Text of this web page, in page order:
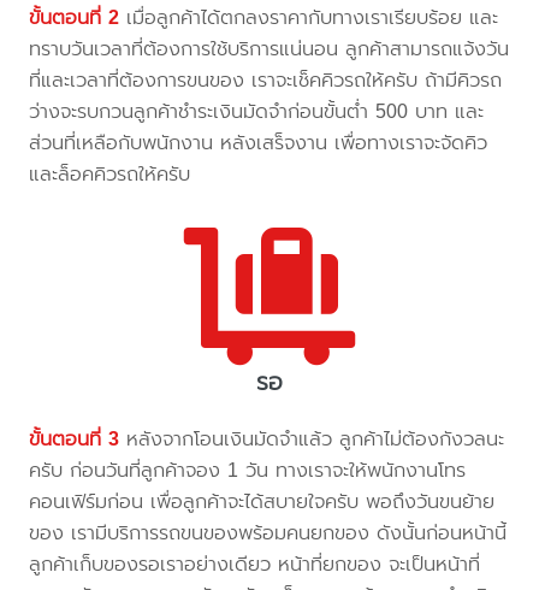
ขั้นตอนที่ 2 เมื่อลูกค้าได้ตกลงราคากับทางเราเรียบร้อย และ
ทราบวันเวลาที่ต้องการใช้บริการแน่นอน ลูกค้าสามารถแจ้งวัน
ที่และเวลาที่ต้องการขนของ เราจะเช็คคิวรถให้ครับ ถ้ามีคิวรถ
ว่างจะรบกวนลูกค้าชำระเงินมัดจำก่อนขั้นต่ำ 500 บาท และ
ส่วนที่เหลือกับพนักงาน หลังเสร็จงาน เพื่อทางเราจะจัดคิว
และล็อคคิวรถให้ครับ
รอ
ขั้นตอนที่ 3 หลังจากโอนเงินมัดจำแล้ว ลูกค้าไม่ต้องกังวลนะ
ครับ ก่อนวันที่ลูกค้าจอง 1 วัน ทางเราจะให้พนักงานโทร
คอนเฟิร์มก่อน เพื่อลูกค้าจะได้สบายใจครับ พอถึงวันขนย้าย
ของ เรามีบริการรถขนของพร้อมคนยกของ ดังนั้นก่อนหน้านี้
ลูกค้าเก็บของรอเราอย่างเดียว หน้าที่ยกของ จะเป็นหน้าที่